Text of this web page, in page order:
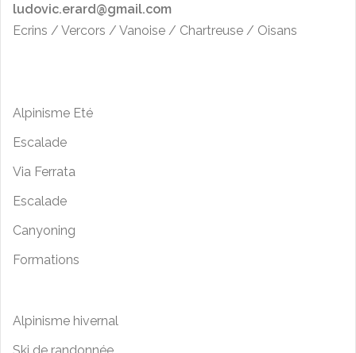
ludovic.erard@gmail.com
Ecrins / Vercors / Vanoise / Chartreuse / Oisans
Alpinisme Eté
Escalade
Via Ferrata
Escalade
Canyoning
Formations
Alpinisme hivernal
Ski de randonnée